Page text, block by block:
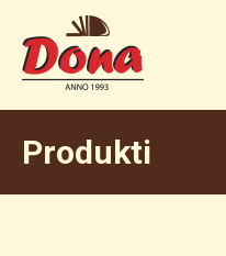
Produkti